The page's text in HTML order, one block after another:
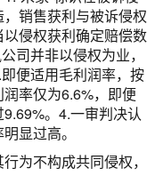
销售获利与被诉侵权
侵权获利确定赔偿数
司并非以侵权为业，
便适用毛利润率，按
率仅为6.6%，即便
。4.一审判决认
显过高。
为不构成共同侵权，